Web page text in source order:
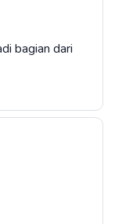
bagian dari